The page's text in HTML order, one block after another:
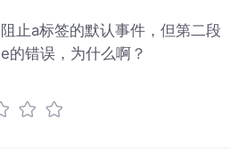
止a标签的默认事件，但第二段
错误，为什么啊？